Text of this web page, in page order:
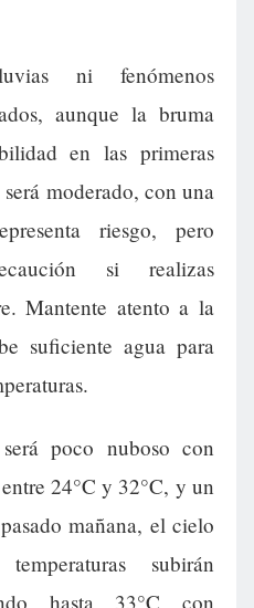
ni fenómenos
aunque la bruma
en las primeras
moderado, con una
riesgo, pero
si realizas
Mantente atento a la
suficiente agua para
poco nuboso con
24°C y 32°C, y un
mañana, el cielo
subirán
hasta 33°C con